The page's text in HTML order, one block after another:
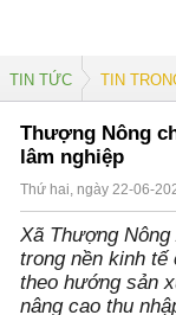
TIN TỨC TIN
Thượng Nông
lâm nghiệp
Thứ hai, ngày 22-06-
Xã Thượng
trong nền kinh tế
theo hướng sản
nâng cao thu